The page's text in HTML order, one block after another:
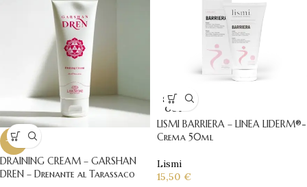
-17%
DRAINING CREAM – GARSHAN
DREN – Drenante al Tarassaco
SOLD
OUT
LISMI BARRIERA – LINEA LIDERM®-
Crema 50ml
Lismi
15,50 €